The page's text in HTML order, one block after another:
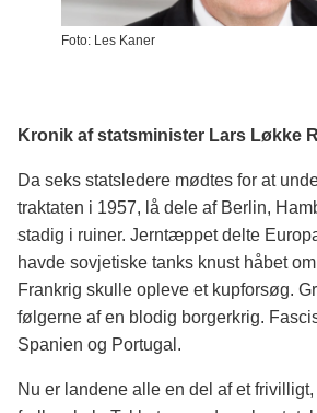
Foto: Les Kaner
Kronik af statsminister Lars Løkke
Da seks statsledere mødtes for at
traktaten i 1957, lå dele af Berlin,
stadig i ruiner. Jerntæppet delte
havde sovjetiske tanks knust håbet
Frankrig skulle opleve et kupforsøg.
følgerne af en blodig borgerkrig.
Spanien og Portugal.
Nu er landene alle en del af et